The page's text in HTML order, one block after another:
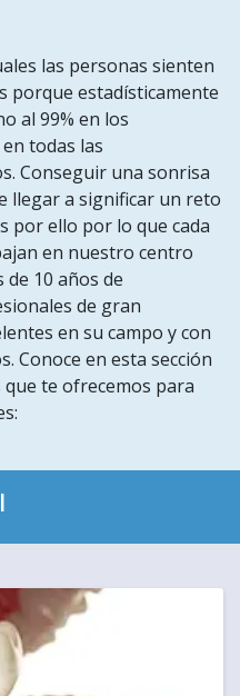
las personas sienten
porque estadísticamente
al 99% en los
todas las
Conseguir una sonrisa
llegar a significar un reto
por ello por lo que cada
en nuestro centro
10 años de
de gran
en su campo y con
Conoce en esta sección
te ofrecemos para